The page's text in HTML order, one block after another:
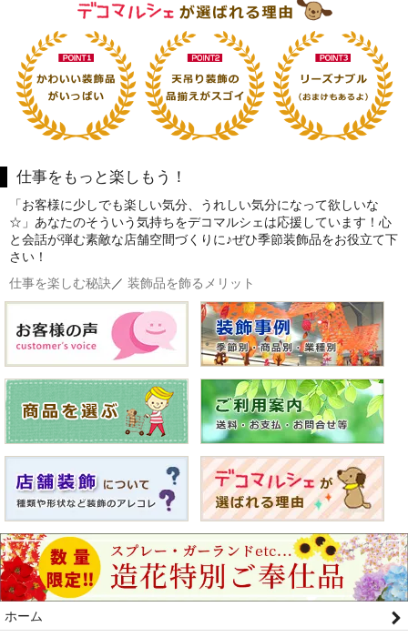
仕事をもっと楽しもう！
「お客様に少しでも楽しい気分、うれしい気分になって欲しいな
☆」あなたのそういう気持ちをデコマルシェは応援しています！心
と会話が弾む素敵な店舗空間づくりに♪ぜひ季節装飾品をお役立て下
さい！
仕事を楽しむ秘訣／ 装飾品を飾るメリット
ホーム